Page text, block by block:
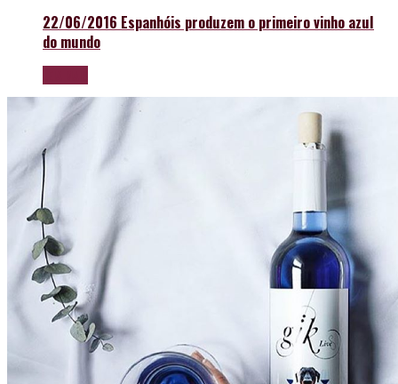
22/06/2016 Espanhóis produzem o primeiro vinho azul
do mundo